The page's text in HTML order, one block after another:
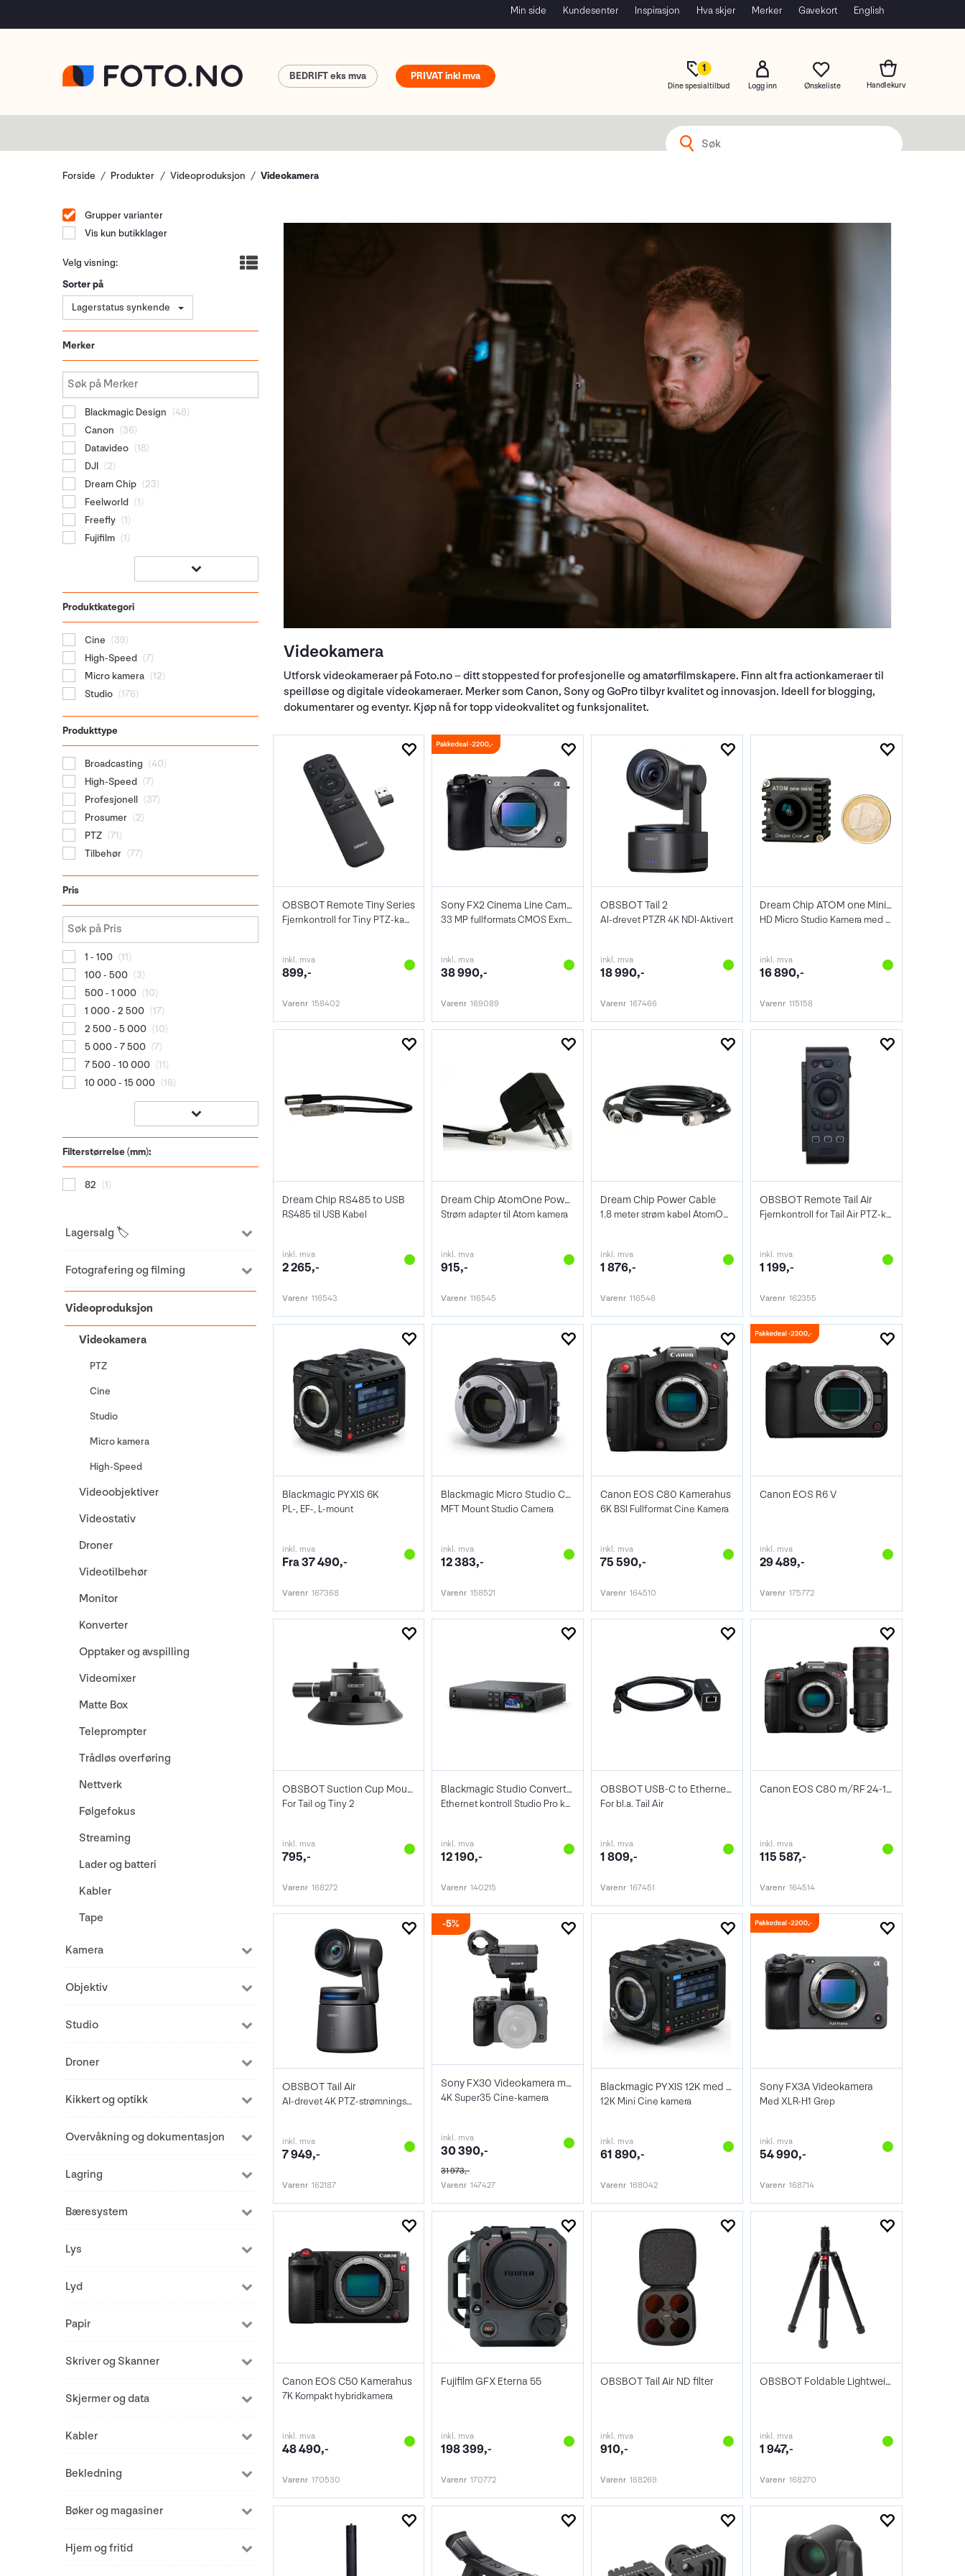
Min side Kundesenter Inspirasjon Hva skjer Merker Gavekort English
1
Dine spesialtilbud Logg inn
PRIVAT
BEDRIFT
Forside Produkter Videoproduksjon Videokamera
Grupper varianter
Vis kun butikklager
Velg visning:
Sorter på
Lagerstatus synkende
Merker
Blackmagic Design (48)
Canon (36)
Datavideo (18)
DJI (2)
Dream Chip (23)
Feelworld (1)
Freefly (1)
Fujifilm (1)
Produktkategori
Cine (39)
High-Speed (7)
Micro kamera (12)
Studio (176)
Produkttype
Broadcasting (40)
High-Speed (7)
Profesjonell (37)
Prosumer (2)
PTZ (71)
Tilbehør (77)
Pris
1 - 100 (11)
100 - 500 (3)
500 - 1 000 (10)
1 000 - 2 500 (17)
2 500 - 5 000 (10)
5 000 - 7 500 (7)
7 500 - 10 000 (11)
10 000 - 15 000 (16)
Filterstørrelse (mm):
82 (1)
Lagersalg 🏷️
Fotografering og filming
Videoproduksjon
Videokamera
PTZ
Cine
Studio
Micro kamera
High-Speed
Videoobjektiver
Videostativ
Droner
Videotilbehør
Monitor
Konverter
Opptaker og avspilling
Videomixer
Matte Box
Teleprompter
Trådløs overføring
Nettverk
Følgefokus
Streaming
Lader og batteri
Kabler
Tape
Kamera
Objektiv
Studio
Droner
Kikkert og optikk
Overvåkning og dokumentasjon
Lagring
Bæresystem
Lys
Lyd
Papir
Skriver og Skanner
Skjermer og data
Kabler
Bekledning
Bøker og magasiner
Hjem og fritid
Videokamera
Utforsk videokameraer på Foto.no – ditt stoppested for profesjonelle og amatørfilmskapere. Finn alt fra actionkameraer til
speilløse og digitale videokameraer. Merker som Canon, Sony og GoPro tilbyr kvalitet og innovasjon. Ideell for blogging,
dokumentarer og eventyr. Kjøp nå for topp videokvalitet og funksjonalitet.
OBSBOT Remote Tiny Series
Fjernkontroll for Tiny PTZ-kamera
inkl. mva
899,-
Varenr 158402
Sony FX2 Cinema Line Camera
33 MP fullformats CMOS Exmor R-sensor
inkl. mva
38 990,-
Varenr 169089
OBSBOT Tail 2
AI-drevet PTZR 4K NDI-Aktivert
inkl. mva
18 990,-
Varenr 167466
Dream Chip ATOM one Mini Kamera
HD Micro Studio Kamera med SDI
inkl. mva
16 890,-
Varenr 115158
Dream Chip RS485 to USB
RS485 til USB Kabel
inkl. mva
2 265,-
Varenr 116543
Dream Chip AtomOne Power Supply 12v 2A
Strøm adapter til Atom kamera
inkl. mva
915,-
Varenr 116545
Dream Chip Power Cable
1.8 meter strøm kabel AtomOne Kamera
inkl. mva
1 876,-
Varenr 116546
OBSBOT Remote Tail Air
Fjernkontroll for Tail Air PTZ-kamera
inkl. mva
1 199,-
Varenr 162355
Blackmagic PYXIS 6K
PL-, EF-, L-mount
inkl. mva
Fra 37 490,-
Varenr 167368
Blackmagic Micro Studio Cam 4K G2
MFT Mount Studio Camera
inkl. mva
12 383,-
Varenr 158521
Canon EOS C80 Kamerahus
6K BSI Fullformat Cine Kamera
inkl. mva
75 590,-
Varenr 164510
Canon EOS R6 V
inkl. mva
29 489,-
Varenr 175772
OBSBOT Suction Cup Mount
For Tail og Tiny 2
inkl. mva
795,-
Varenr 168272
Blackmagic Studio Converter
Ethernet kontroll Studio Pro kamera
inkl. mva
12 190,-
Varenr 140215
OBSBOT USB-C to Ethernet Adapter
For bl.a. Tail Air
inkl. mva
1 809,-
Varenr 167451
Canon EOS C80 m/RF 24-105mm f/2.8 L IS Z
inkl. mva
115 587,-
Varenr 164514
OBSBOT Tail Air
AI-drevet 4K PTZ-strømningskamera
inkl. mva
7 949,-
Varenr 162187
5%
Sony FX30 Videokamera m/XLR-håndtak
4K Super35 Cine-kamera
inkl. mva
30 390,-
31 973,-
Varenr 147427
Blackmagic PYXIS 12K med L-Mount
12K Mini Cine kamera
inkl. mva
61 890,-
Varenr 168042
Sony FX3A Videokamera
Med XLR-H1 Grep
inkl. mva
54 990,-
Varenr 168714
Canon EOS C50 Kamerahus
7K Kompakt hybridkamera
inkl. mva
48 490,-
Varenr 170530
Fujifilm GFX Eterna 55
inkl. mva
198 399,-
Varenr 170772
OBSBOT Tail Air ND filter
inkl. mva
910,-
Varenr 168269
OBSBOT Foldable Lightweight Tripod
inkl. mva
1 947,-
Varenr 168270